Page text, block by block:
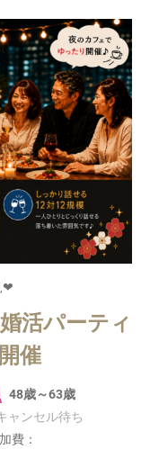
❤
活パーティ
催
48歳～63歳
ャンセル待ち
費：